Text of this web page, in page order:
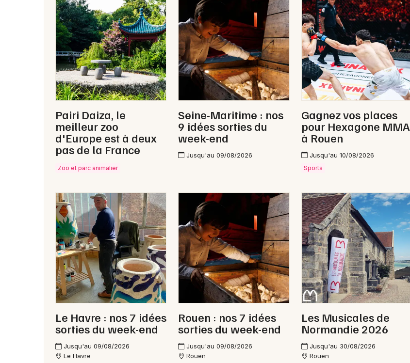
Interactives & immersives en Normandie
Newsletter des sorties
Artistes en tournée
Actus à Gournay-en-Bray
Magazine à Gournay-en-Bray
76 - Seine-Maritime
Choisir mes départements
Je m'abonne
Pairi Daiza, le
meilleur zoo
d'Europe est à deux
pas de la France
Zoo et parc animalier
Seine-Maritime : nos
9 idées sorties du
week-end
Jusqu'au 09/08/2026
Gagnez vos places
pour Hexagone MMA
à Rouen
Jusqu'au 10/08/2026
Sports
Le Havre : nos 7 idées
sorties du week-end
Jusqu'au 09/08/2026
Le Havre
Rouen : nos 7 idées
sorties du week-end
Jusqu'au 09/08/2026
Rouen
Les Musicales de
Normandie 2026
Jusqu'au 30/08/2026
Rouen